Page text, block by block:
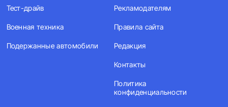
Тест-драйв
Военная техника
Подержанные автомобили
Рекламодателям
Правила сайта
Редакция
Контакты
Политика
конфиденциальности